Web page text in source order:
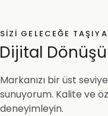
SIZI GELECEĞE
Dijital
Markanızı bir üst
sunuyorum. Kalite ve
deneyimleyin.